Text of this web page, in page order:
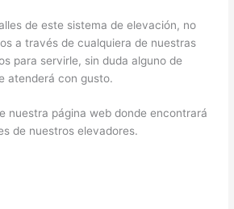
de este sistema de elevación, no
a través de cualquiera de nuestras
para servirle, sin duda alguno de
atenderá con gusto.
nuestra página web donde encontrará
de nuestros elevadores.